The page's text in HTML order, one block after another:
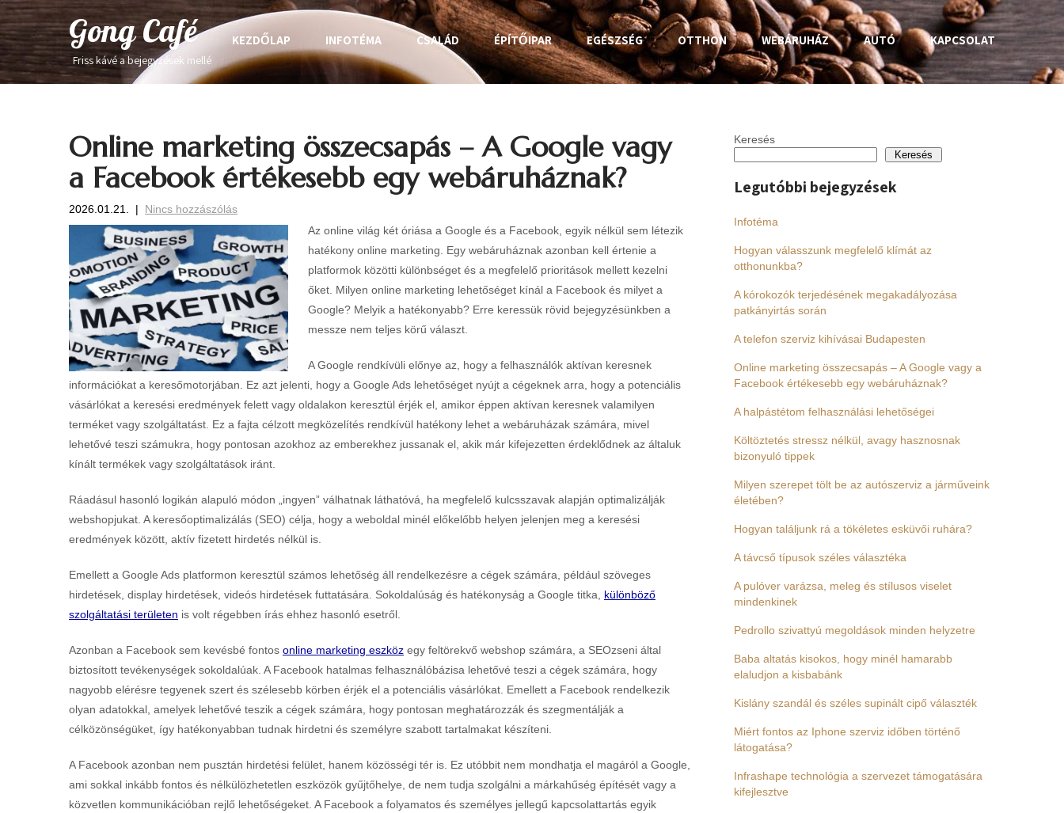
Gong Café
Friss kávé a bejegyzések mellé
KEZDŐLAP INFOTÉMA CSALÁD ÉPÍTŐIPAR EGÉSZSÉG OTTHON WEBÁRUHÁZ AUTÓ KAPCSOLAT
Online marketing összecsapás – A Google vagy
a Facebook értékesebb egy webáruháznak?
2026.01.21. | Nincs hozzászólás
Az online világ két óriása a Google és a Facebook, egyik nélkül sem létezik
hatékony online marketing. Egy webáruháznak azonban kell értenie a
platformok közötti különbséget és a megfelelő prioritások mellett kezelni
őket. Milyen online marketing lehetőséget kínál a Facebook és milyet a
Google? Melyik a hatékonyabb? Erre keressük rövid bejegyzésünkben a
messze nem teljes körű választ.
A Google rendkívüli előnye az, hogy a felhasználók aktívan keresnek
információkat a keresőmotorjában. Ez azt jelenti, hogy a Google Ads lehetőséget nyújt a cégeknek arra, hogy a potenciális
vásárlókat a keresési eredmények felett vagy oldalakon keresztül érjék el, amikor éppen aktívan keresnek valamilyen
terméket vagy szolgáltatást. Ez a fajta célzott megközelítés rendkívül hatékony lehet a webáruházak számára, mivel
lehetővé teszi számukra, hogy pontosan azokhoz az emberekhez jussanak el, akik már kifejezetten érdeklődnek az általuk
kínált termékek vagy szolgáltatások iránt.
Ráadásul hasonló logikán alapuló módon „ingyen” válhatnak láthatóvá, ha megfelelő kulcsszavak alapján optimalizálják
webshopjukat. A keresőoptimalizálás (SEO) célja, hogy a weboldal minél előkelőbb helyen jelenjen meg a keresési
eredmények között, aktív fizetett hirdetés nélkül is.
Emellett a Google Ads platformon keresztül számos lehetőség áll rendelkezésre a cégek számára, például szöveges
hirdetések, display hirdetések, videós hirdetések futtatására. Sokoldalúság és hatékonyság a Google titka, különböző
szolgáltatási területen is volt régebben írás ehhez hasonló esetről.
Azonban a Facebook sem kevésbé fontos online marketing eszköz egy feltörekvő webshop számára, a SEOzseni által
biztosított tevékenységek sokoldalúak. A Facebook hatalmas felhasználóbázisa lehetővé teszi a cégek számára, hogy
nagyobb elérésre tegyenek szert és szélesebb körben érjék el a potenciális vásárlókat. Emellett a Facebook rendelkezik
olyan adatokkal, amelyek lehetővé teszik a cégek számára, hogy pontosan meghatározzák és szegmentálják a
célközönségüket, így hatékonyabban tudnak hirdetni és személyre szabott tartalmakat készíteni.
A Facebook azonban nem pusztán hirdetési felület, hanem közösségi tér is. Ez utóbbit nem mondhatja el magáról a Google,
ami sokkal inkább fontos és nélkülözhetetlen eszközök gyűjtőhelye, de nem tudja szolgálni a márkahűség építését vagy a
közvetlen kommunikációban rejlő lehetőségeket. A Facebook a folyamatos és személyes jellegű kapcsolattartás egyik
Keresés
Keresés
Legutóbbi bejegyzések
Infotéma
Hogyan válasszunk megfelelő klímát az
otthonunkba?
A kórokozók terjedésének megakadályozása
patkányirtás során
A telefon szerviz kihívásai Budapesten
Online marketing összecsapás – A Google vagy a
Facebook értékesebb egy webáruháznak?
A halpástétom felhasználási lehetőségei
Költöztetés stressz nélkül, avagy hasznosnak
bizonyuló tippek
Milyen szerepet tölt be az autószerviz a járműveink
életében?
Hogyan találjunk rá a tökéletes esküvői ruhára?
A távcső típusok széles választéka
A pulóver varázsa, meleg és stílusos viselet
mindenkinek
Pedrollo szivattyú megoldások minden helyzetre
Baba altatás kisokos, hogy minél hamarabb
elaludjon a kisbabánk
Kislány szandál és széles supinált cipő választék
Miért fontos az Iphone szerviz időben történő
látogatása?
Infrashape technológia a szervezet támogatására
kifejlesztve